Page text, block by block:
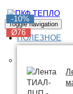
Toggle navigation
ПОЛЕЗНОЕ
-6%
Ø76
-6%
Ø76
-6%
Ø76
-6%
Ø76
-10%
Ø76